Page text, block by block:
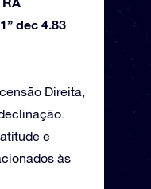
dec 4.83
Direita,
e
às